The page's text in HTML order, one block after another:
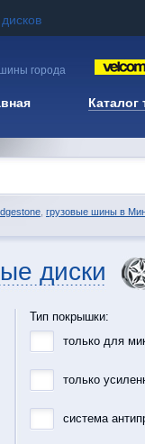
города
Каталог
грузовые шины в
диски
Тип покрышки:
только для
только
система